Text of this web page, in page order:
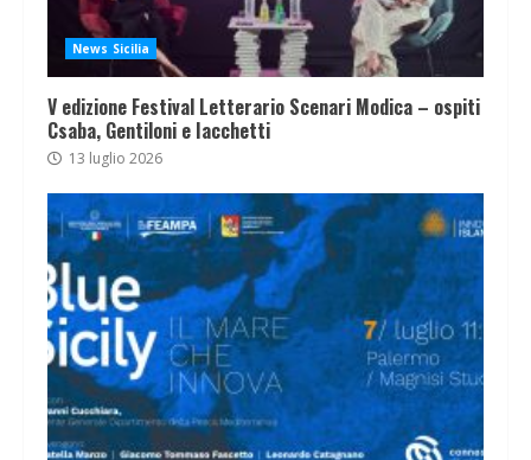
News Sicilia
V edizione Festival Letterario Scenari Modica – ospiti
Csaba, Gentiloni e Iacchetti
13 luglio 2026